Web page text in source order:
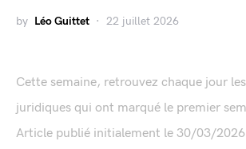
by Léo Guittet 22 juillet 2026
Cette semaine, retrouvez chaque jour
juridiques qui ont marqué le premier
Article publié initialement le 30/03/